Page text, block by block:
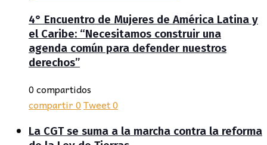
4° Encuentro de Mujeres de América Latina y
el Caribe: “Necesitamos construir una
agenda común para defender nuestros
derechos”
0 compartidos
compartir0Tweet0
La CGT se suma a la marcha contra la reforma